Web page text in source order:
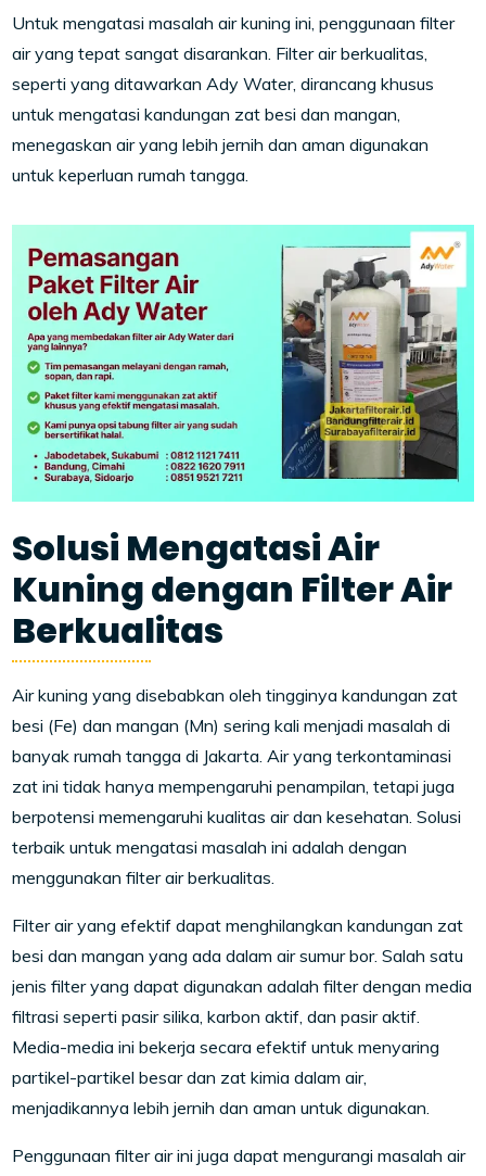
Untuk mengatasi masalah air kuning ini, penggunaan filter
air yang tepat sangat disarankan. Filter air berkualitas,
seperti yang ditawarkan Ady Water, dirancang khusus
untuk mengatasi kandungan zat besi dan mangan,
menegaskan air yang lebih jernih dan aman digunakan
untuk keperluan rumah tangga.
Solusi Mengatasi Air
Kuning dengan Filter Air
Berkualitas
Air kuning yang disebabkan oleh tingginya kandungan zat
besi (Fe) dan mangan (Mn) sering kali menjadi masalah di
banyak rumah tangga di Jakarta. Air yang terkontaminasi
zat ini tidak hanya mempengaruhi penampilan, tetapi juga
berpotensi memengaruhi kualitas air dan kesehatan. Solusi
terbaik untuk mengatasi masalah ini adalah dengan
menggunakan filter air berkualitas.
Filter air yang efektif dapat menghilangkan kandungan zat
besi dan mangan yang ada dalam air sumur bor. Salah satu
jenis filter yang dapat digunakan adalah filter dengan media
filtrasi seperti pasir silika, karbon aktif, dan pasir aktif.
Media-media ini bekerja secara efektif untuk menyaring
partikel-partikel besar dan zat kimia dalam air,
menjadikannya lebih jernih dan aman untuk digunakan.
Penggunaan filter air ini juga dapat mengurangi masalah air